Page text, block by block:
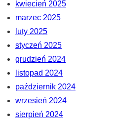
kwiecień 2025
marzec 2025
luty 2025
styczeń 2025
grudzień 2024
listopad 2024
październik 2024
wrzesień 2024
sierpień 2024